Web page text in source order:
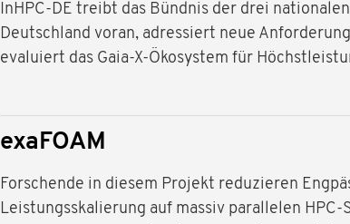
InHPC-DE treibt das Bündnis der drei
Deutschland voran, adressiert neue
evaluiert das Gaia-X-Ökosystem für
exaFOAM
Forschende in diesem Projekt reduzieren
Leistungsskalierung auf massiv parallelen HPC-